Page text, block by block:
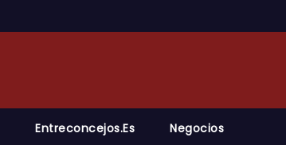
Entreconcejos.es Negocios